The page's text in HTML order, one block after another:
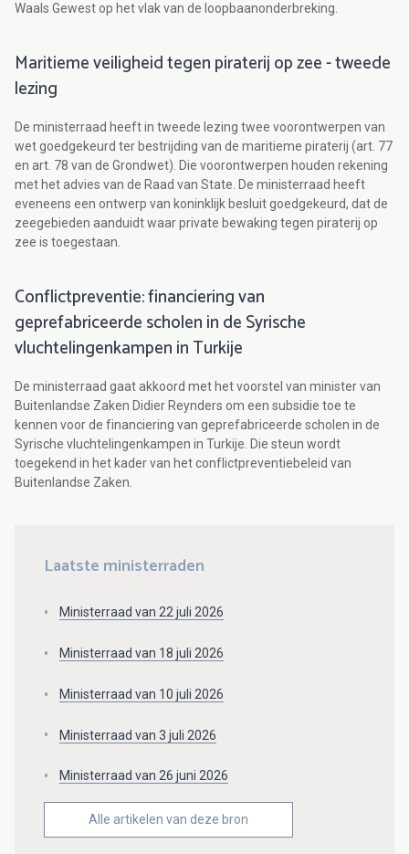
Waals Gewest op het vlak van de loopbaanonderbreking.
Maritieme veiligheid tegen piraterij op zee - tweede
lezing
De ministerraad heeft in tweede lezing twee voorontwerpen van
wet goedgekeurd ter bestrijding van de maritieme piraterij (art. 77
en art. 78 van de Grondwet). Die voorontwerpen houden rekening
met het advies van de Raad van State. De ministerraad heeft
eveneens een ontwerp van koninklijk besluit goedgekeurd, dat de
zeegebieden aanduidt waar private bewaking tegen piraterij op
zee is toegestaan.
Conflictpreventie: financiering van
geprefabriceerde scholen in de Syrische
vluchtelingenkampen in Turkije
De ministerraad gaat akkoord met het voorstel van minister van
Buitenlandse Zaken Didier Reynders om een subsidie toe te
kennen voor de financiering van geprefabriceerde scholen in de
Syrische vluchtelingenkampen in Turkije. Die steun wordt
toegekend in het kader van het conflictpreventiebeleid van
Buitenlandse Zaken.
Laatste ministerraden
Ministerraad van 22 juli 2026
Ministerraad van 18 juli 2026
Ministerraad van 10 juli 2026
Ministerraad van 3 juli 2026
Ministerraad van 26 juni 2026
Alle artikelen van deze bron